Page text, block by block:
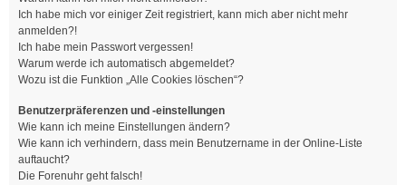
Ich habe mich vor einiger Zeit registriert, kann mich aber nicht mehr
anmelden?!
Ich habe mein Passwort vergessen!
Warum werde ich automatisch abgemeldet?
Wozu ist die Funktion „Alle Cookies löschen“?
Benutzerpräferenzen und -einstellungen
Wie kann ich meine Einstellungen ändern?
Wie kann ich verhindern, dass mein Benutzername in der Online-Liste
auftaucht?
Die Forenuhr geht falsch!